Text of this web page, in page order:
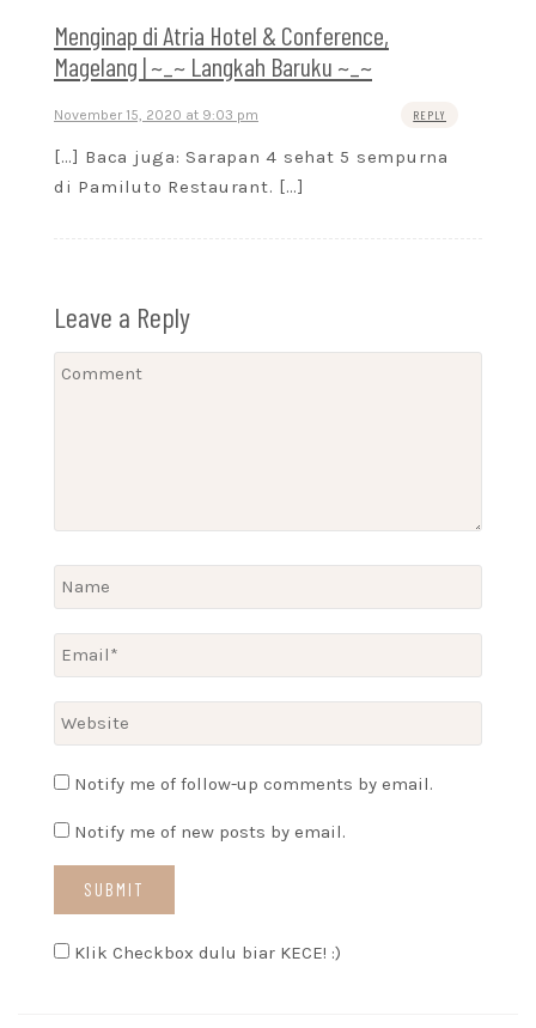
Menginap di Atria Hotel & Conference,
Magelang | ~_~ Langkah Baruku ~_~
November 15, 2020 at 9:03 pm REPLY
[…] Baca juga: Sarapan 4 sehat 5 sempurna
di Pamiluto Restaurant. […]
Leave a Reply
Notify me of follow-up comments by email.
Notify me of new posts by email.
Klik Checkbox dulu biar KECE! :)